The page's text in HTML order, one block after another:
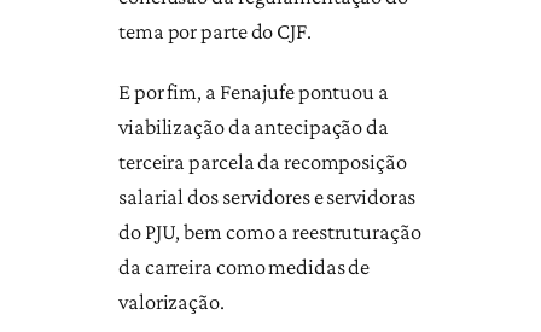
tema por parte do CJF.
E por fim, a Fenajufe pontuou a
viabilização da antecipação da
terceira parcela da recomposição
salarial dos servidores e servidoras
do PJU, bem como a reestruturação
da carreira como medidas de
valorização.